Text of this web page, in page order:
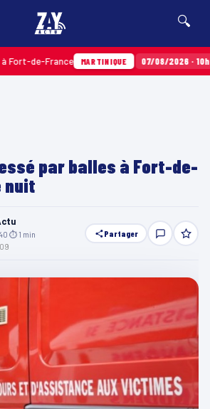
🔍
de-France MARTINIQUE 07/08/2026 · 10h35
par balles à Fort-de-
nuit
⏱ 1 min Partager